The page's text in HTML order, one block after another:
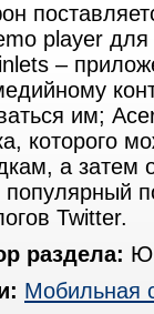
player
–
им;
которого
а затем
Twitter.
раздела:
Мобильная